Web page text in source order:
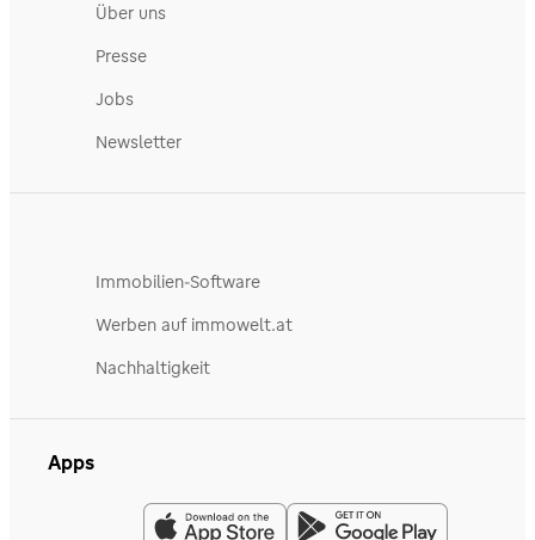
Über uns
Presse
Jobs
Newsletter
Immobilien-Software
Werben auf immowelt.at
Nachhaltigkeit
Apps